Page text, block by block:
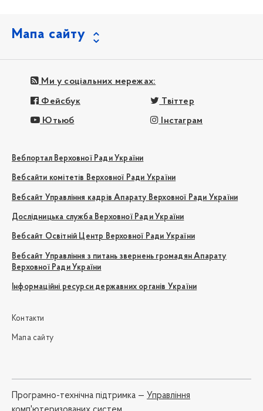
Мапа сайту
Ми у соціальних мережах:
Фейсбук Твіттер
Ютьюб Інстаграм
Вебпортал Верховної Ради України
Вебсайти комітетів Верховної Ради України
Вебсайт Управління кадрів Апарату Верховної Ради України
Дослідницька служба Верховної Ради України
Вебсайт Освітній Центр Верховної Ради України
Вебсайт Управління з питань звернень громадян Апарату
Верховної Ради України
Інформаційні ресурси державних органів України
Контакти
Мапа сайту
Програмно-технічна підтримка — Управління